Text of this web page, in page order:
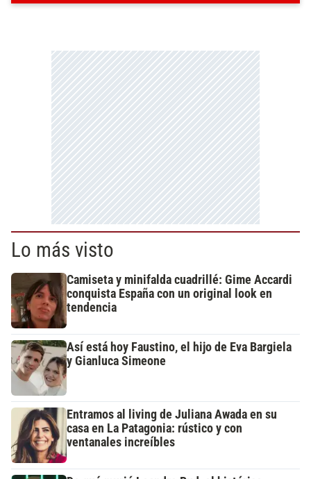
Lo más visto
Camiseta y minifalda cuadrillé: Gime Accardi
conquista España con un original look en
tendencia
Así está hoy Faustino, el hijo de Eva Bargiela
y Gianluca Simeone
Entramos al living de Juliana Awada en su
casa en La Patagonia: rústico y con
ventanales increíbles